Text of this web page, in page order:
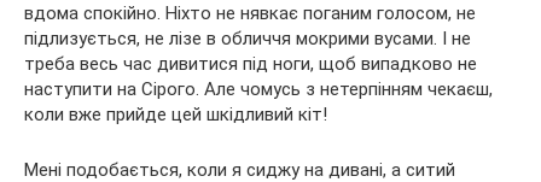
вдома спокійно. Ніхто не нявкає поганим голосом, не
підлизується, не лізе в обличчя мокрими вусами. І не
треба весь час дивитися під ноги, щоб випадково не
наступити на Сірого. Але чомусь з нетерпінням чекаєш,
коли вже прийде цей шкідливий кіт!
Мені подобається, коли я сиджу на дивані, а ситий